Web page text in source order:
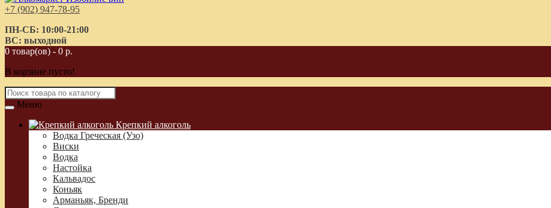
+7 (902) 947-78-95
ПН-СБ: 10:00-21:00
ВС: выходной
0 товар(ов) - 0 р.
В корзине пусто!
Меню
Крепкий алкоголь
Водка Греческая (Узо)
Виски
Водка
Настойка
Кальвадос
Коньяк
Арманьяк, Бренди